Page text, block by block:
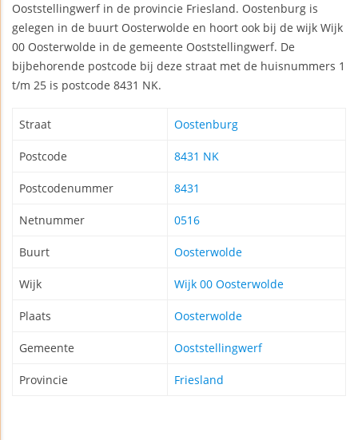
Ooststellingwerf in de provincie Friesland. Oostenburg is
gelegen in de buurt Oosterwolde en hoort ook bij de wijk Wijk
00 Oosterwolde in de gemeente Ooststellingwerf. De
bijbehorende postcode bij deze straat met de huisnummers 1
t/m 25 is postcode 8431 NK.
Straat Oostenburg
Postcode 8431 NK
Postcodenummer 8431
Netnummer 0516
Buurt Oosterwolde
Wijk Wijk 00 Oosterwolde
Plaats Oosterwolde
Gemeente Ooststellingwerf
Provincie Friesland